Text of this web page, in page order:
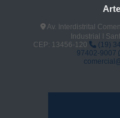
Av. Interdistrital
Industrial I
CEP: 13456-120
(19)
97402-9007